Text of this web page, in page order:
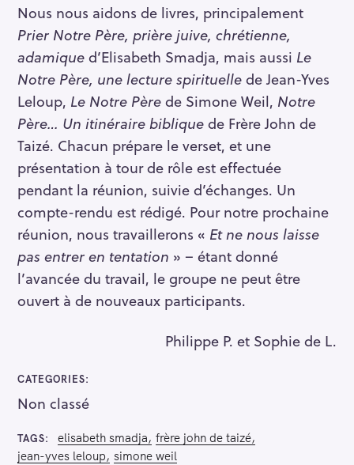
Nous nous aidons de livres, principalement
Prier Notre Père, prière juive, chrétienne,
adamiqued’Elisabeth Smadja, mais aussi Le
Notre Père, une lecture spirituellede Jean-Yves
Leloup, Le Notre Pèrede Simone Weil, Notre
Père… Un itinéraire bibliquede Frère John de
Taizé. Chacun prépare le verset, et une
présentation à tour de rôle est effectuée
pendant la réunion, suivie d’échanges. Un
compte-rendu est rédigé. Pour notre prochaine
réunion, nous travaillerons « Et ne nous laisse
pas entrer en tentation » – étant donné
l’avancée du travail, le groupe ne peut être
ouvert à de nouveaux participants.
Philippe P. et Sophie de L.
CATEGORIES
Non classé
TAGS elisabeth smadja frère john de taizé
jean-yves leloup simone weil
e
h
e
r